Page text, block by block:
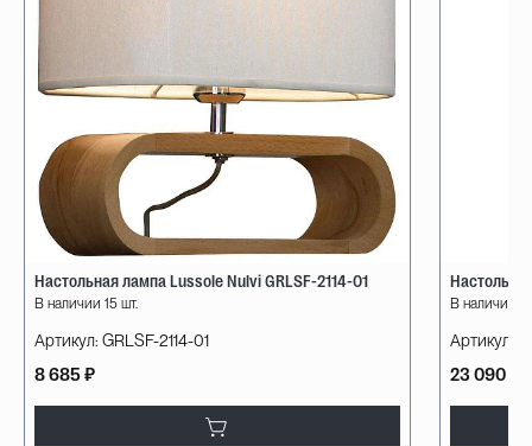
Настольная лампа Lussole Nulvi GRLSF-2114-01
В наличии 15 шт.
Артикул: GRLSF-2114-01
8 685 ₽
В наличии 2
Артикул:
23 090 ₽